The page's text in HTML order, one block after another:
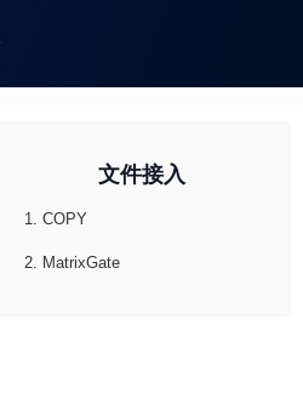
文件接入
1. COPY
2. MatrixGate